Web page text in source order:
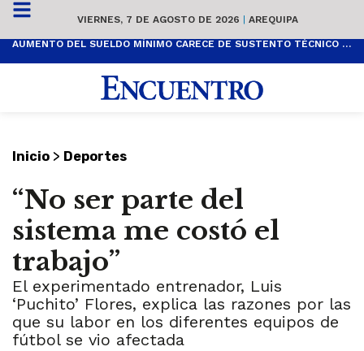
VIERNES, 7 DE AGOSTO DE 2026 | AREQUIPA
AUMENTO DEL SUELDO MÍNIMO CARECE DE SUSTENTO TÉCNICO Y ES POPULISTA
Inicio > Deportes
“No ser parte del
sistema me costó el
trabajo”
El experimentado entrenador, Luis
‘Puchito’ Flores, explica las razones por las
que su labor en los diferentes equipos de
fútbol se vio afectada